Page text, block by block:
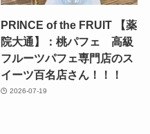
PRINCE of the FRUIT 【薬
院大通】：桃パフェ 高級
フルーツパフェ専門店のス
イーツ百名店さん！！！
2026-07-19